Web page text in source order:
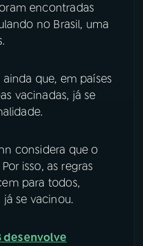
encontradas
no Brasil, uma
que, em países
vacinadas, já se
considera que o
isso, as regras
para todos,
se vacinou.
desenvolve